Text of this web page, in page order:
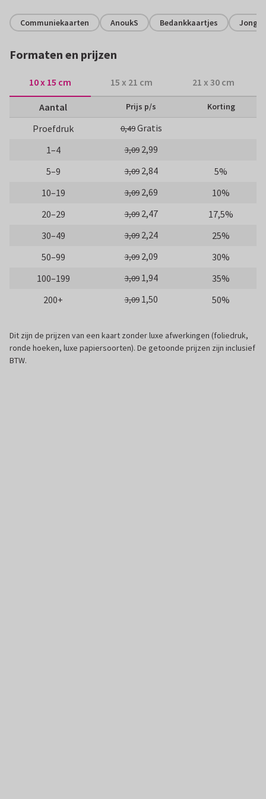
Communiekaarten AnoukS Bedankkaartjes Jongen
Formaten en prijzen
10 x 15 cm 15 x 21 cm 21 x 30 cm
Aantal Prijs p/s Korting
Proefdruk 0,49Gratis
1–4
3,09 2,99
5–9
3,09 2,84
5%
10–19
3,09 2,69
10%
20–29
3,09 2,47
17,5%
30–49
3,09 2,24
25%
50–99
3,09 2,09
30%
100–199
3,09 1,94
35%
200+
3,09 1,50 50%
Dit zijn de prijzen van een kaart zonder luxe afwerkingen (foliedruk,
ronde hoeken, luxe papiersoorten). De getoonde prijzen zijn inclusief
BTW.